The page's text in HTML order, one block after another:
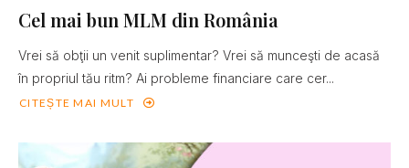
Cel mai bun MLM din România
Vrei să obţii un venit suplimentar? Vrei să munceşti de acasă
în propriul tău ritm? Ai probleme financiare care cer...
CITEȘTE MAI MULT